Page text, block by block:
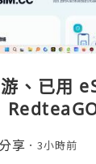
、已用
地号码 +
客户联
享 3小時前